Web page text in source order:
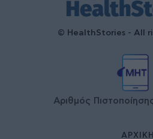
© HealthStories - All
Αριθμός
ΑΡΧΙΚΉ